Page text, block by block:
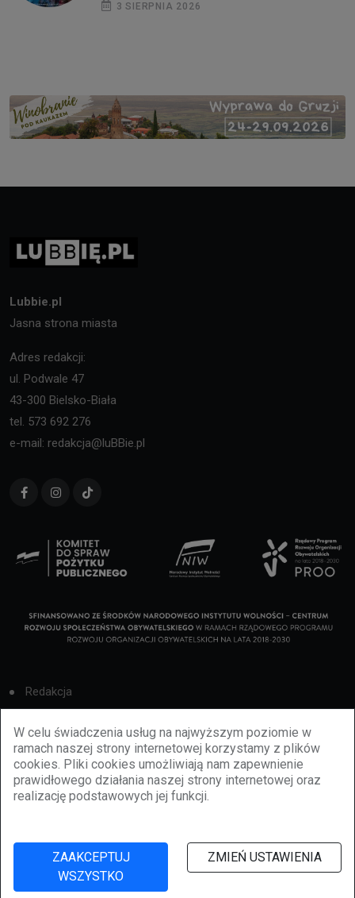
W celu świadczenia usług na najwyższym poziomie w
ramach naszej strony internetowej korzystamy z plików
cookies. Pliki cookies umożliwiają nam zapewnienie
prawidłowego działania naszej strony internetowej oraz
realizację podstawowych jej funkcji.
ZAAKCEPTUJ
WSZYSTKO
ZMIEŃ USTAWIENIA
3 SIERPNIA 2026
Lubbie.pl
Jasna strona miasta
Adres redakcji:
ul. Podwale 47
43-300 Bielsko-Biała
tel. 573 692 276
e-mail: redakcja@luBBie.pl
Redakcja
Cookies
Reklama
BBiletomania